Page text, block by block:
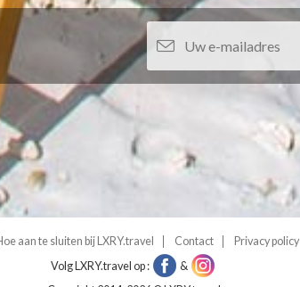
aan te sluiten bij LXRY.travel Contact Privacy policy
Volg LXRY.travel op :
&